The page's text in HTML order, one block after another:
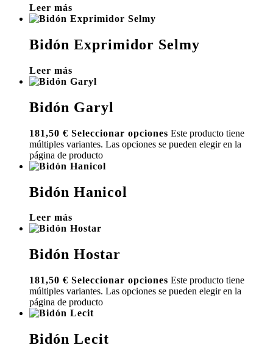
Leer más
Bidón Exprimidor Selmy
Leer más
Bidón Garyl
181,50 € Seleccionar opciones Este producto tiene
múltiples variantes. Las opciones se pueden elegir en la
página de producto
Bidón Hanicol
Leer más
Bidón Hostar
181,50 € Seleccionar opciones Este producto tiene
múltiples variantes. Las opciones se pueden elegir en la
página de producto
Bidón Lecit